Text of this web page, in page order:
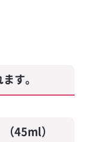
す。
45ml）